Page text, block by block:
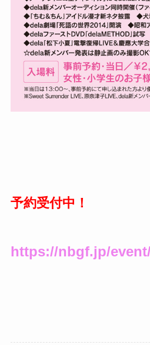
予約受付中！
https://nbgf.jp/